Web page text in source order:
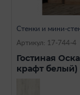
Стенки и мини-
Артикул: 17-744-4
Гостиная
крафт белый)